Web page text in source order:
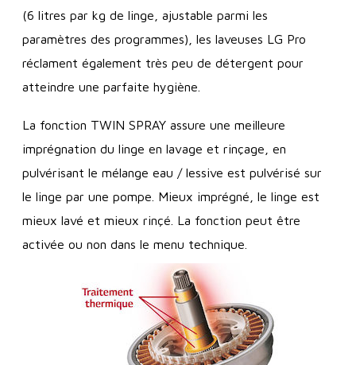
(6 litres par kg de linge, ajustable parmi les
paramètres des programmes), les laveuses LG Pro
réclament également très peu de détergent pour
atteindre une parfaite hygiène.
La fonction TWIN SPRAY assure une meilleure
imprégnation du linge en lavage et rinçage, en
pulvérisant le mélange eau / lessive est pulvérisé sur
le linge par une pompe. Mieux imprégné, le linge est
mieux lavé et mieux rinçé. La fonction peut être
activée ou non dans le menu technique.